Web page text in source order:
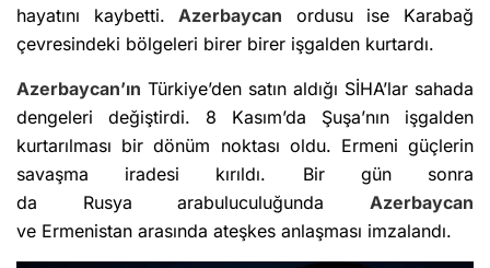
hayatını kaybetti.Azerbaycan ordusu ise Karabağ
çevresindeki bölgeleri birer birer işgalden kurtardı.
Azerbaycan’ın Türkiye’den satın aldığı SİHA’lar sahada
dengeleri değiştirdi. 8 Kasım’da Şuşa’nın işgalden
kurtarılması bir dönüm noktası oldu. Ermeni güçlerin
savaşma iradesi kırıldı. Bir gün sonra
da Rusya arabuluculuğunda Azerbaycan
ve Ermenistan arasında ateşkes anlaşması imzalandı.